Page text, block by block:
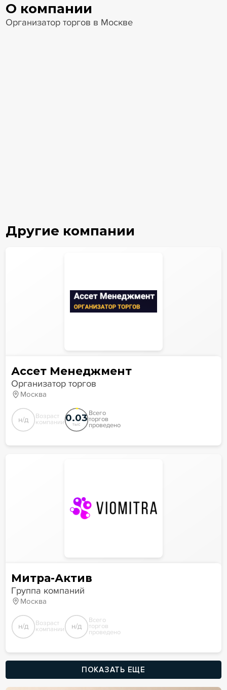
О компании
Организатор торгов в Москве
Другие компании
Ассет Менеджмент
Организатор торгов
Москва
н/д Возраст
компании0.03
тыс
Всего
торгов
проведено
Митра-Актив
Группа компаний
Москва
н/д Возраст
компании н/д
Всего
торгов
проведено
ПОКАЗАТЬ ЕЩЕ